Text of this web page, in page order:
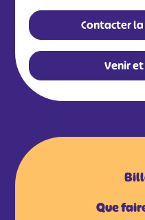
Contacter la
Venir
Que